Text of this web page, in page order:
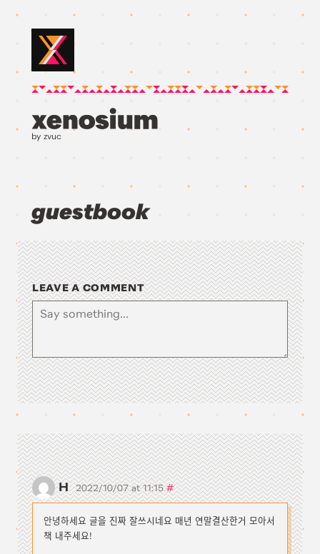
by zvuc
guestbook
LEAVE A COMMENT
H 2022/10/07 at 11:15#
안녕하세요 글을 진짜 잘쓰시네요 매년 연말결산한거 모아서
책 내주세요!